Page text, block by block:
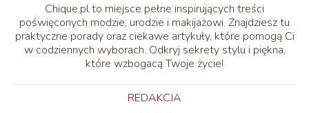
Chique.pl to miejsce pełne inspirujących treści
poświęconych modzie, urodzie i makijażowi. Znajdziesz tu
praktyczne porady oraz ciekawe artykuły, które pomogą Ci
w codziennych wyborach. Odkryj sekrety stylu i piękna,
które wzbogacą Twoje życie!
REDAKCJA